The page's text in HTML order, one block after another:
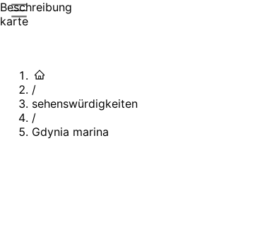
Beschreibung
karte
/
sehenswürdigkeiten
/
Gdynia marina